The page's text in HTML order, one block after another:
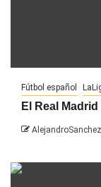
Fútbol español
El Real
AlejandroSanchez